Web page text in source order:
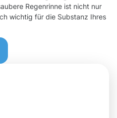
Regenrinne ist nicht nur
wichtig für die Substanz Ihres